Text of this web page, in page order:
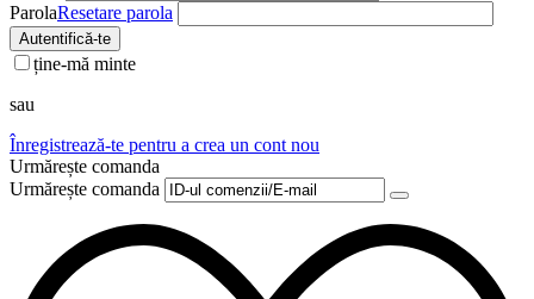
ParolaResetare parola
Autentifică-te
ține-mă minte
sau
Înregistrează-te pentru a crea un cont nou
Urmărește comanda
Urmărește comanda